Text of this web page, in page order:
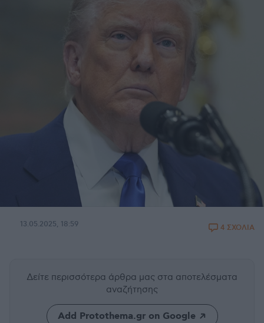
13.05.2025, 18:59 4 ΣΧΟΛΙΑ
Δείτε περισσότερα άρθρα μας στα αποτελέσματα
αναζήτησης
Add Protothema.gr on Google